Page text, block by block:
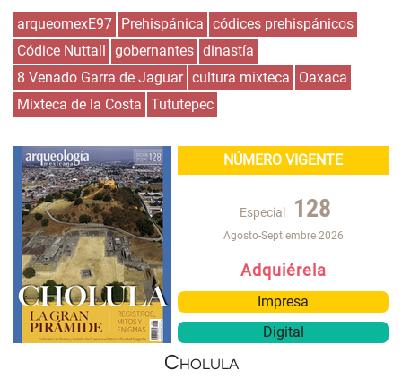
arqueomexE97 Prehispánica códices prehispánicos
Códice Nuttall gobernantes dinastía
8 Venado Garra de Jaguar cultura mixteca
Oaxaca
Mixteca de la Costa Tututepec
NÚMERO VIGENTE
Especial 128
Agosto-Septiembre 2026
Adquiérela
Impresa
Digital
Cholula